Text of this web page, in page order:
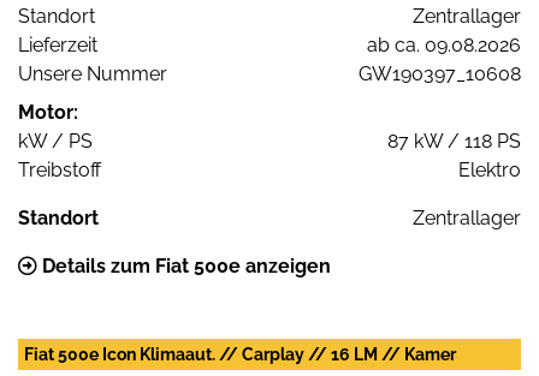
Standort
Zentrallager
Lieferzeit
ab ca. 09.08.2026
Unsere Nummer
GW190397_10608
Motor:
kW / PS
87 kW / 118 PS
Treibstoff
Elektro
Standort Zentrallager
Details zum Fiat 500e anzeigen
Fiat 500e Icon Klimaaut. // Carplay // 16 LM // Kamer